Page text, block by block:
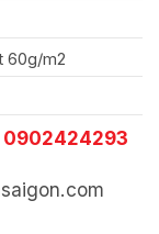
60g/m2